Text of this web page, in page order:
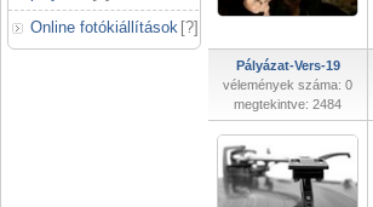
Online fotókiállítások [?]
Pályázat-Vers-19
vélemények száma: 0
megtekintve: 2484